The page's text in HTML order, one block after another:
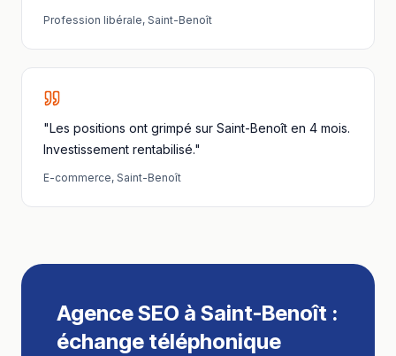
Profession libérale, Saint-Benoît
"Les positions ont grimpé sur Saint-Benoît en 4 mois.
Investissement rentabilisé."
E-commerce, Saint-Benoît
Agence SEO à Saint-Benoît :
échange téléphonique